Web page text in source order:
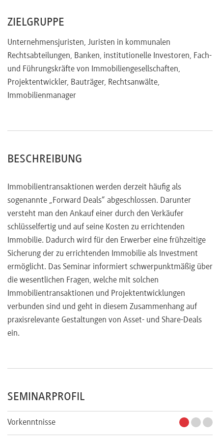
Allokation der Risiken eines Forward Share Deals
Besonderheiten eines Forward Share Deals
Finanzierungsfragen eines Forward Share Deals
Rücktrittsszenarien
Beobachtungen aus der Praxis (Lösungsvorschläge für
typische Konstellationen)
ZIELGRUPPE
Unternehmensjuristen, Juristen in kommunalen
Rechtsabteilungen, Banken, institutionelle Investoren, Fach-
und Führungskräfte von Immobiliengesellschaften,
Projektentwickler, Bauträger, Rechtsanwälte,
Immobilienmanager
BESCHREIBUNG
Immobilientransaktionen werden derzeit häufig als
sogenannte „Forward Deals“ abgeschlossen. Darunter
versteht man den Ankauf einer durch den Verkäufer
schlüsselfertig und auf seine Kosten zu errichtenden
Immobilie. Dadurch wird für den Erwerber eine frühzeitige
Sicherung der zu errichtenden Immobilie als Investment
ermöglicht. Das Seminar informiert schwerpunktmäßig über
die wesentlichen Fragen, welche mit solchen
Immobilientransaktionen und Projektentwicklungen
verbunden sind und geht in diesem Zusammenhang auf
praxisrelevante Gestaltungen von Asset- und Share-Deals
ein.
SEMINARPROFIL
Vorkenntnisse